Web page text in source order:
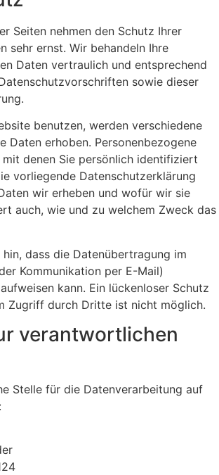
Seiten nehmen den Schutz Ihrer
sehr ernst. Wir behandeln Ihre
Daten vertraulich und entsprechend
sowie dieser
benutzen, werden verschiedene
Daten erhoben. Personenbezogene
mit denen Sie persönlich identifiziert
vorliegende Datenschutzerklärung
wir erheben und wofür wir sie
auch, wie und zu welchem Zweck das
dass die Datenübertragung im
Kommunikation per E-Mail)
kann. Ein lückenloser Schutz
Zugriff durch Dritte ist nicht möglich.
verantwortlichen
Stelle für die Datenverarbeitung auf